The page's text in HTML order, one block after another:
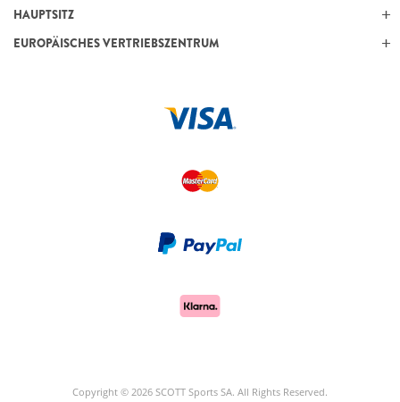
HAUPTSITZ
EUROPÄISCHES VERTRIEBSZENTRUM
Copyright © 2026 SCOTT Sports SA. All Rights Reserved.